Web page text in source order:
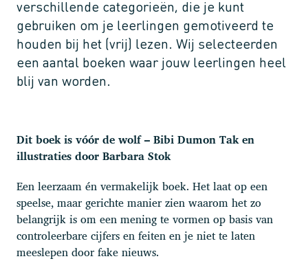
verschillende categorieën, die je kunt
gebruiken om je leerlingen gemotiveerd te
houden bij het (vrij) lezen. Wij selecteerden
een aantal boeken waar jouw leerlingen heel
blij van worden.
Dit boek is vóór de wolf – Bibi Dumon Tak en
illustraties door Barbara Stok
Een leerzaam én vermakelijk boek. Het laat op een
speelse, maar gerichte manier zien waarom het zo
belangrijk is om een mening te vormen op basis van
controleerbare cijfers en feiten en je niet te laten
meeslepen door fake nieuws.